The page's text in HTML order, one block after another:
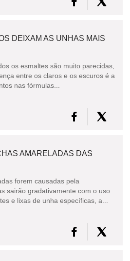
DEIXAM AS UNHAS MAIS
os esmaltes são muito parecidas,
entre os claros e os escuros é a
nas fórmulas...
AMARELADAS DAS
forem causadas pela
sairão gradativamente com o uso
e lixas de unha específicas, a...